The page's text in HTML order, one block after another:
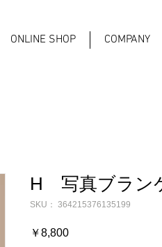
ONLINE SHOP COMPANY
H 写真ブラン
SKU： 364215376135199
￥8,800価